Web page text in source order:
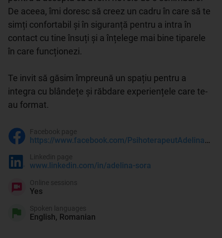
De aceea, îmi doresc să creez un cadru în care să te
simți confortabil și în siguranță pentru a intra în
contact cu tine însuți și a înțelege mai bine tiparele
în care funcționezi.
Te invit să găsim împreună un spațiu pentru a
integra cu blândețe și răbdare experiențele care te-
https://www.facebook.com/PsihoterapeutAdelinaSora
Facebook page
www.linkedin.com/in/adelina-sora
Linkedin page
Yes
Online sessions
English, Romanian
Spoken languages